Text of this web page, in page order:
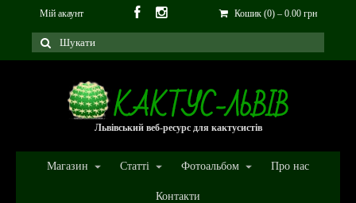
Мій акаунт Кошик (0) – 0.00 грн
Львівський веб-ресурс для кактусистів
Магазин Статті Фотоальбом Про нас
Контакти